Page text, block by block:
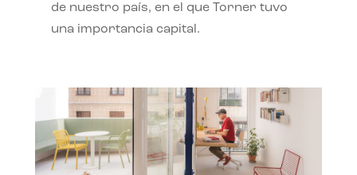
de nuestro país, en el que Torner tuvo
una importancia capital.